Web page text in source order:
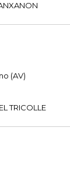
(AV)
TRICOLLE